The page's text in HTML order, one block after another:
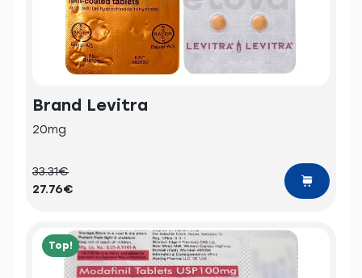
Brand Levitra
20mg
33.31€
27.76€
Top!